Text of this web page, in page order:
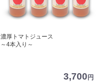
濃厚トマトジュース
～4本入り～
3,700円